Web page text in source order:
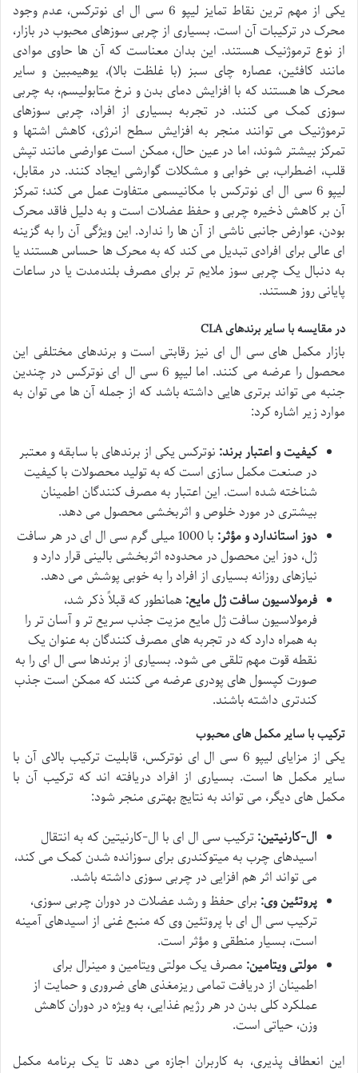
یکی از مهم ترین نقاط تمایز لیپو 6 سی ال ای نوترکس، عدم وجود
محرک در ترکیبات آن است. بسیاری از چربی سوزهای محبوب در بازار،
از نوع ترموژنیک هستند. این بدان معناست که آن ها حاوی موادی
مانند کافئین، عصاره چای سبز (با غلظت بالا)، یوهیمبین و سایر
محرک ها هستند که با افزایش دمای بدن و نرخ متابولیسم، به چربی
سوزی کمک می کنند. در تجربه بسیاری از افراد، چربی سوزهای
ترموژنیک می توانند منجر به افزایش سطح انرژی، کاهش اشتها و
تمرکز بیشتر شوند، اما در عین حال، ممکن است عوارضی مانند تپش
قلب، اضطراب، بی خوابی و مشکلات گوارشی ایجاد کنند. در مقابل،
لیپو 6 سی ال ای نوترکس با مکانیسمی متفاوت عمل می کند؛ تمرکز
آن بر کاهش ذخیره چربی و حفظ عضلات است و به دلیل فاقد محرک
بودن، عوارض جانبی ناشی از آن ها را ندارد. این ویژگی آن را به گزینه
ای عالی برای افرادی تبدیل می کند که به محرک ها حساس هستند یا
به دنبال یک چربی سوز ملایم تر برای مصرف بلندمدت یا در ساعات
پایانی روز هستند.
در مقایسه با سایر برندهای CLA
بازار مکمل های سی ال ای نیز رقابتی است و برندهای مختلفی این
محصول را عرضه می کنند. اما لیپو 6 سی ال ای نوترکس در چندین
جنبه می تواند برتری هایی داشته باشد که از جمله آن ها می توان به
موارد زیر اشاره کرد:
کیفیت و اعتبار برند: نوترکس یکی از برندهای با سابقه و معتبر
در صنعت مکمل سازی است که به تولید محصولات با کیفیت
شناخته شده است. این اعتبار به مصرف کنندگان اطمینان
بیشتری در مورد خلوص و اثربخشی محصول می دهد.
دوز استاندارد و مؤثر:
با 1000 میلی گرم سی ال ای در هر سافت
ژل، دوز این محصول در محدوده اثربخشی بالینی قرار دارد و
نیازهای روزانه بسیاری از افراد را به خوبی پوشش می دهد.
فرمولاسیون سافت ژل مایع: همانطور که قبلاً ذکر شد،
فرمولاسیون سافت ژل مایع مزیت جذب سریع تر و آسان تر را
به همراه دارد که در تجربه های مصرف کنندگان به عنوان یک
نقطه قوت مهم تلقی می شود. بسیاری از برندها سی ال ای را به
صورت کپسول های پودری عرضه می کنند که ممکن است جذب
کندتری داشته باشند.
ترکیب با سایر مکمل های محبوب
یکی از مزایای لیپو 6 سی ال ای نوترکس، قابلیت ترکیب بالای آن با
سایر مکمل ها است. بسیاری از افراد دریافته اند که ترکیب آن با
مکمل های دیگر، می تواند به نتایج بهتری منجر شود:
ال-کارنیتین:ترکیب سی ال ای با ال-کارنیتین که به انتقال
اسیدهای چرب به میتوکندری برای سوزانده شدن کمک می کند،
می تواند اثر هم افزایی در چربی سوزی داشته باشد.
پروتئین وی: برای حفظ و رشد عضلات در دوران چربی سوزی،
ترکیب سی ال ای با پروتئین وی که منبع غنی از اسیدهای آمینه
است، بسیار منطقی و مؤثر است.
مولتی ویتامین: مصرف یک مولتی ویتامین و مینرال برای
اطمینان از دریافت تمامی ریزمغذی های ضروری و حمایت از
عملکرد کلی بدن در هر رژیم غذایی، به ویژه در دوران کاهش
وزن، حیاتی است.
این انعطاف پذیری، به کاربران اجازه می دهد تا یک برنامه مکمل